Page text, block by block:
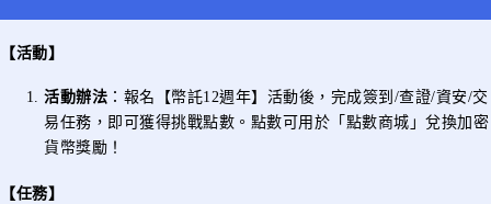
【活動】
活動辦法 ：報名【幣託12週年】活動後，完成簽到/查證/資安/交
易任務，即可獲得挑戰點數。點數可用於「點數商城」兌換加密
貨幣獎勵！
【任務】